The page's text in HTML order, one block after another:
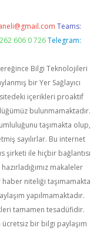
Teams:
606 0 726 Telegram:
Bilgi Teknolojileri
bir Yer Sağlayıcı
içerikleri proaktif
bulunmamaktadır.
taşımakta olup,
sayılırlar. Bu internet
şirketi ile hiçbir bağlantısı
makaleler
niteliği taşımamakta
yapılmamaktadır.
tamamen tesadüfidir.
ücretsiz bir bilgi paylaşım